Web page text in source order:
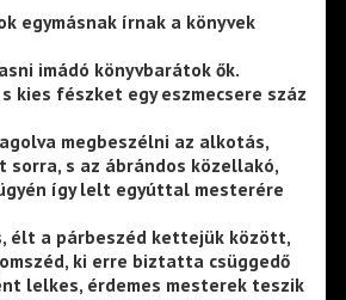
egymásnak írnak a könyvek
imádó könyvbarátok ők.
kies fészket egy eszmecsere száz
megbeszélni az alkotás,
s az ábrándos közellakó,
így lelt egyúttal mesterére
élt a párbeszéd kettejük között,
ki erre biztatta csüggedő
lelkes, érdemes mesterek teszik